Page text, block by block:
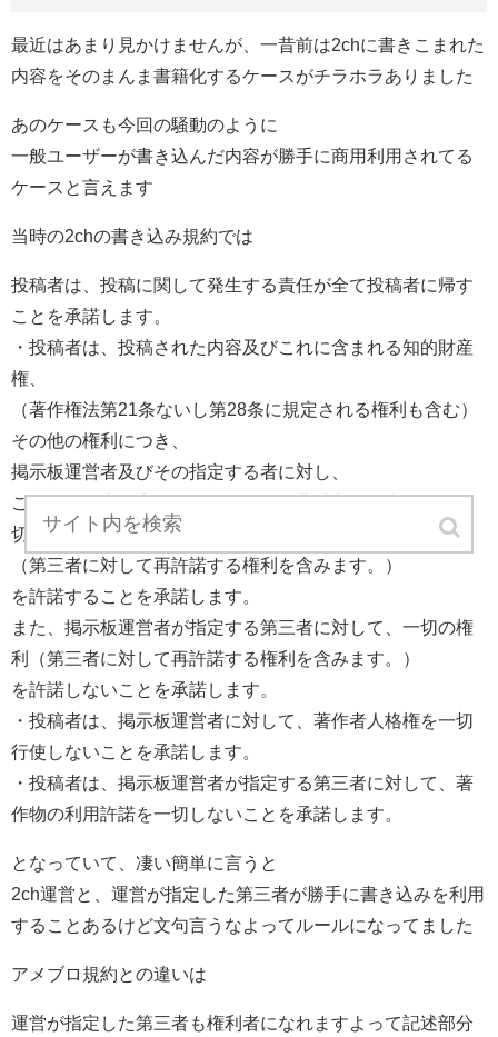
最近はあまり見かけませんが、一昔前は2chに書きこまれた
内容をそのまんま書籍化するケースがチラホラありました
あのケースも今回の騒動のように
一般ユーザーが書き込んだ内容が勝手に商用利用されてる
ケースと言えます
当時の2chの書き込み規約では
投稿者は、投稿に関して発生する責任が全て投稿者に帰す
ことを承諾します。
・投稿者は、投稿された内容及びこれに含まれる知的財産
権、
（著作権法第21条ないし第28条に規定される権利も含む）
その他の権利につき、
掲示板運営者及びその指定する者に対し、
これらを日本国内外において無償で非独占的に利用する一
切の権利
（第三者に対して再許諾する権利を含みます。）
を許諾することを承諾します。
また、掲示板運営者が指定する第三者に対して、一切の権
利（第三者に対して再許諾する権利を含みます。）
を許諾しないことを承諾します。
・投稿者は、掲示板運営者に対して、著作者人格権を一切
行使しないことを承諾します。
・投稿者は、掲示板運営者が指定する第三者に対して、著
作物の利用許諾を一切しないことを承諾します。
となっていて、凄い簡単に言うと
2ch運営と、運営が指定した第三者が勝手に書き込みを利用
することあるけど文句言うなよってルールになってました
アメブロ規約との違いは
運営が指定した第三者も権利者になれますよって記述部分